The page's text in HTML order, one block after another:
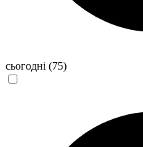
сьогодні (75)